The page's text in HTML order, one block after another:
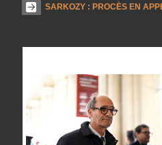
SARKOZY : PROCÈS EN